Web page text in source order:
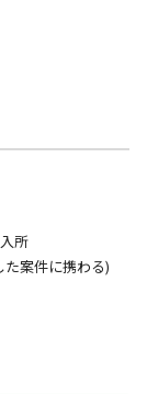
入所
案件に携わる)